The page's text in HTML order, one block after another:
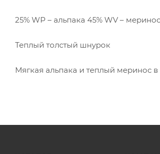
25% WP – альпака 45% WV –
Теплый толстый шнурок
Мягкая альпака и теплый меринос